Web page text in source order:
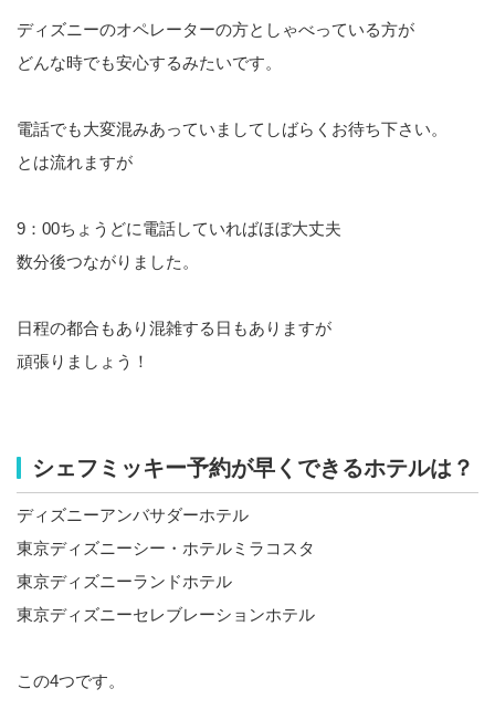
ディズニーのオペレーターの方としゃべっている方が
どんな時でも安心するみたいです。
電話でも大変混みあっていましてしばらくお待ち下さい。
とは流れますが
9：00ちょうどに電話していればほぼ大丈夫
数分後つながりました。
日程の都合もあり混雑する日もありますが
頑張りましょう！
シェフミッキー予約が早くできるホテルは？
ディズニーアンバサダーホテル
東京ディズニーシー・ホテルミラコスタ
東京ディズニーランドホテル
東京ディズニーセレブレーションホテル
この4つです。